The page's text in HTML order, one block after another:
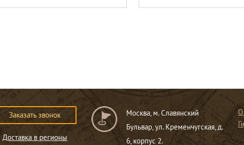
Заказать звонок
Доставка в регионы
Москва, м. Славянский
Бульвар, ул. Кременчугская, д.
6, корпус 2.
О